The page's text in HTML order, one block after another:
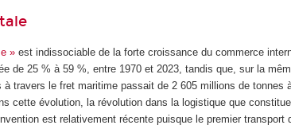
» est indissociable de la forte croissance du commerce
de 25 % à 59 %, entre 1970 et 2023, tandis que, sur la
à travers le fret maritime passait de 2 605 millions de tonnes
cette évolution, la révolution dans la logistique que
est relativement récente puisque le premier transport